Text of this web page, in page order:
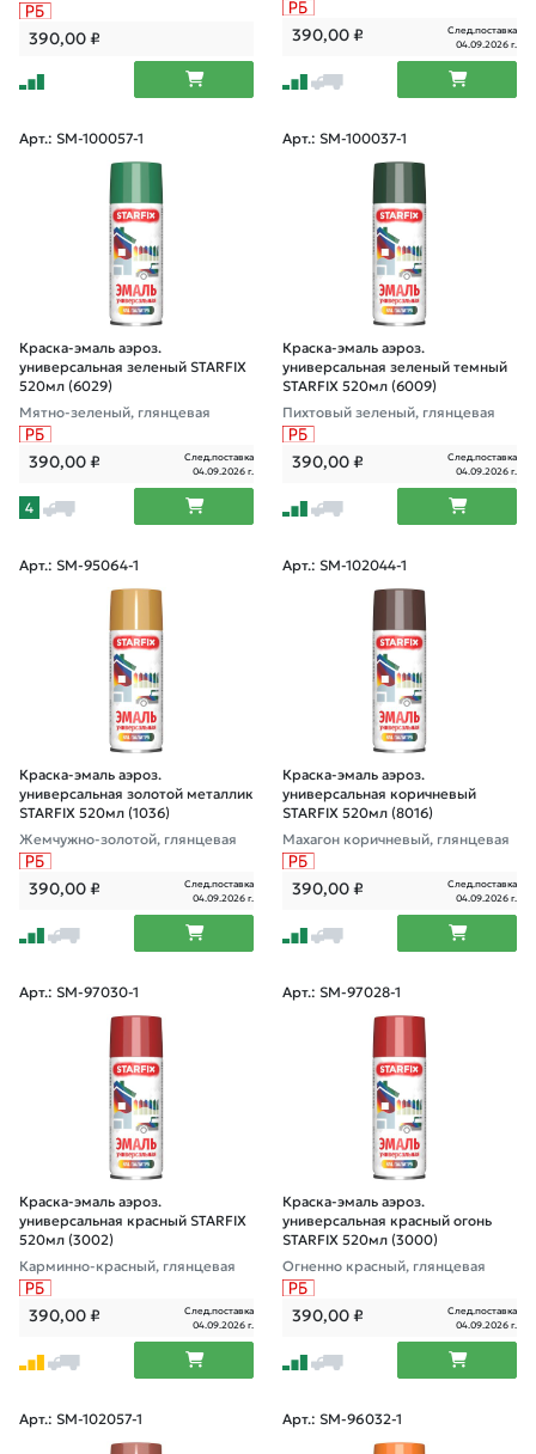
390,00₽ 390,00₽
След.поставка
04.09.2026 г.
Арт.: SM-100057-1
Краска-эмаль аэроз.
универсальная зеленый STARFIX
520мл (6029)
Мятно-зеленый, глянцевая
390,00₽
След.поставка
04.09.2026 г.
4
Арт.: SM-100037-1
Краска-эмаль аэроз.
универсальная зеленый темный
STARFIX 520мл (6009)
Пихтовый зеленый, глянцевая
390,00₽
След.поставка
04.09.2026 г.
Арт.: SM-95064-1
Краска-эмаль аэроз.
универсальная золотой металлик
STARFIX 520мл (1036)
Жемчужно-золотой, глянцевая
390,00₽
След.поставка
04.09.2026 г.
Арт.: SM-102044-1
Краска-эмаль аэроз.
универсальная коричневый
STARFIX 520мл (8016)
Махагон коричневый, глянцевая
390,00₽
След.поставка
04.09.2026 г.
Арт.: SM-97030-1
Краска-эмаль аэроз.
универсальная красный STARFIX
520мл (3002)
Карминно-красный, глянцевая
390,00₽
След.поставка
04.09.2026 г.
Арт.: SM-97028-1
Краска-эмаль аэроз.
универсальная красный огонь
STARFIX 520мл (3000)
Огненно красный, глянцевая
390,00₽
След.поставка
04.09.2026 г.
Арт.: SM-102057-1 Арт.: SM-96032-1